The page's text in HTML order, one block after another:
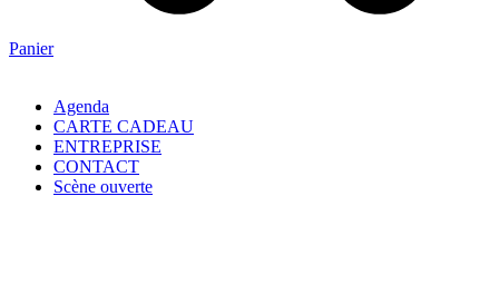
Panier
Agenda
CARTE CADEAU
ENTREPRISE
CONTACT
Scène ouverte